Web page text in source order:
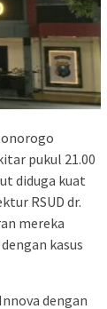
pukul 21.00
diduga kuat
RSUD dr.
mereka
kasus
dengan